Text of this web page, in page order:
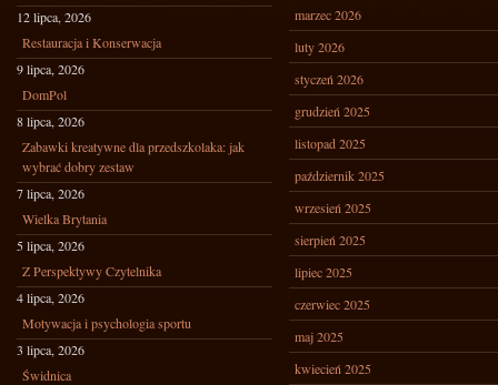
12 lipca, 2026
Restauracja i Konserwacja
9 lipca, 2026
DomPol
8 lipca, 2026
Zabawki kreatywne dla przedszkolaka: jak
wybrać dobry zestaw
7 lipca, 2026
Wielka Brytania
5 lipca, 2026
Z Perspektywy Czytelnika
4 lipca, 2026
Motywacja i psychologia sportu
3 lipca, 2026
Świdnica
marzec 2026
luty 2026
styczeń 2026
grudzień 2025
listopad 2025
październik 2025
wrzesień 2025
sierpień 2025
lipiec 2025
czerwiec 2025
maj 2025
kwiecień 2025